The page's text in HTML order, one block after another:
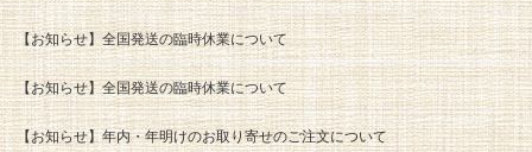
【お知らせ】全国発送の臨時休業について
【お知らせ】全国発送の臨時休業について
【お知らせ】年内・年明けのお取り寄せのご注文について